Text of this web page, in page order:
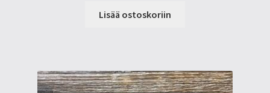
Lisää ostoskoriin